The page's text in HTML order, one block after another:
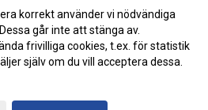
korrekt använder vi nödvändiga
går inte att stänga av.
frivilliga cookies, t.ex. för statistik
själv om du vill acceptera dessa.